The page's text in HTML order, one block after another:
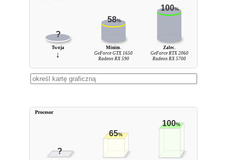
?
58%
100%
Twoja
↓
Minim.
GeForce GTX 1650
Radeon RX 590
Zalec.
GeForce RTX 2060
Radeon RX 5700
?
65%
100%
Procesor